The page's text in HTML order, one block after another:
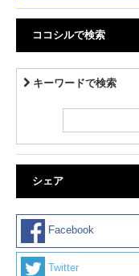
ココシルで検索
キーワードで検索
シェア
Facebook
Twitter